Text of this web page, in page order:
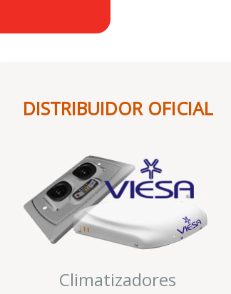
DISTRIBUIDOR OFICIAL
Climatizadores